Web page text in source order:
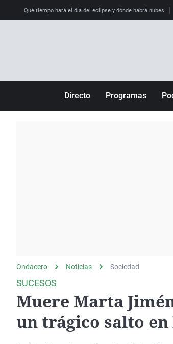
Qué tiempo hará el día del eclipse y dónde habrá nubes
Directo Programas
Como el perro y elEquipo de
Negra
Ondacero Noticias Sociedad
SUCESOS
Muere Marta
un trágico salto